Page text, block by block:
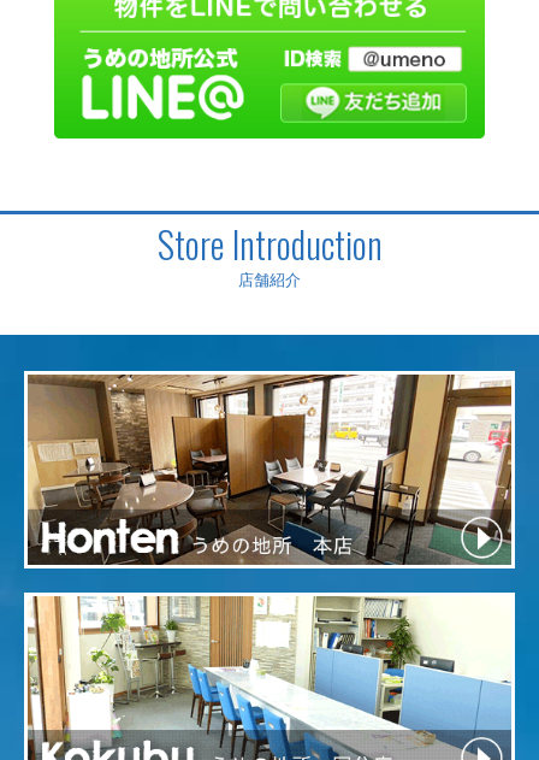
Store Introduction
店舗紹介